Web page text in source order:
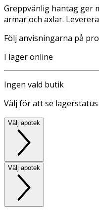
Greppvänlig hantag ger
armar och axlar.
Följ anvisningarna på
I lager online
Ingen vald butik
Välj för att se lagerstatus
Välj apotek
Välj apotek